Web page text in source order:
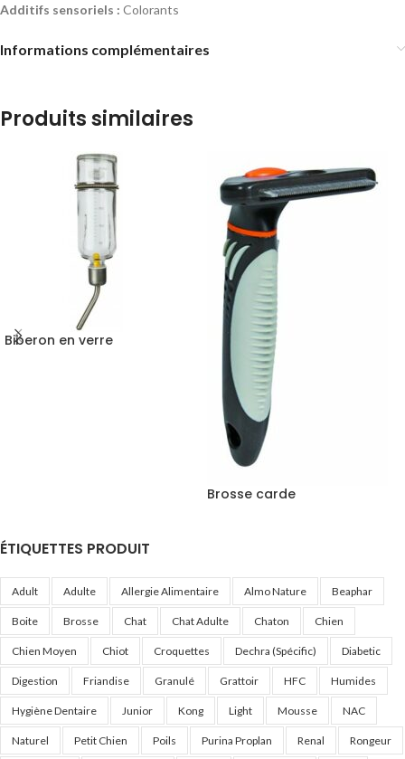
Additifs sensoriels : Colorants
Informations complémentaires
Produits similaires
Biberon en verre
Brosse carde
ÉTIQUETTES PRODUIT
Adult Adulte Allergie Alimentaire Almo Nature Beaphar
Boite Brosse Chat Chat Adulte Chaton Chien
Chien Moyen Chiot Croquettes Dechra (Spécific) Diabetic
Digestion Friandise Granulé Grattoir HFC Humides
Hygiène Dentaire Junior Kong Light Mousse NAC
Naturel Petit Chien Poils Purina Proplan Renal Rongeur